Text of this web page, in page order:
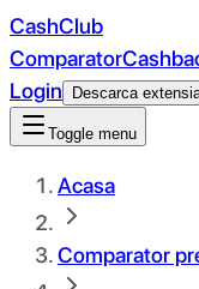
CashClub
Comparator
Login
Descarca
Toggle menu
Acasa
Comparator